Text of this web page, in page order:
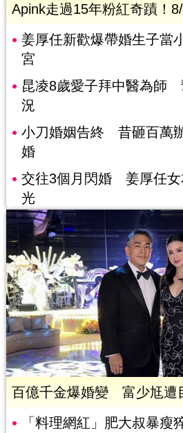
Apink走過15年粉紅奇蹟！
姜厚任新歡爆帶婚生子當
宮
昆凌8歲愛子拜中醫為師
況
小刀婚姻告終 昔砸百萬
婚
交往3個月閃婚 姜厚任女
光
百億千金爆婚變 富少尪遭
「料理網紅」肥大叔暴